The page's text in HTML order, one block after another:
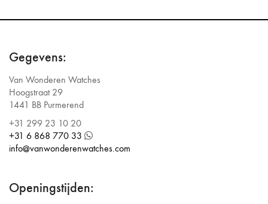
Gegevens:
Van Wonderen Watches
Hoogstraat 29
1441 BB Purmerend
+31 299 23 10 20
+31 6 868 770 33
info@vanwonderenwatches.com
Openingstijden: